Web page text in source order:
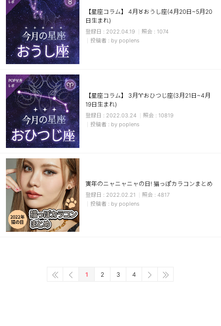
【星座コラム】 4月♉おうし座(4月20日~5月20
日生まれ)
2022.04.19
1074
by poplens
【星座コラム】 3月♈おひつじ座(3月21日~4月
19日生まれ)
2022.03.24
10819
by poplens
寅年のニャニャニャの日! 猫っぽカラコンまとめ
2022.02.21
4817
by poplens
1 2 3 4